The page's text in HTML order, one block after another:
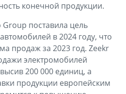
конечной продукции.
поставила цель
в 2024 году, что
продаж за 2023 год. Zeekr
электромобилей
200 000 единиц, а
продукции европейским